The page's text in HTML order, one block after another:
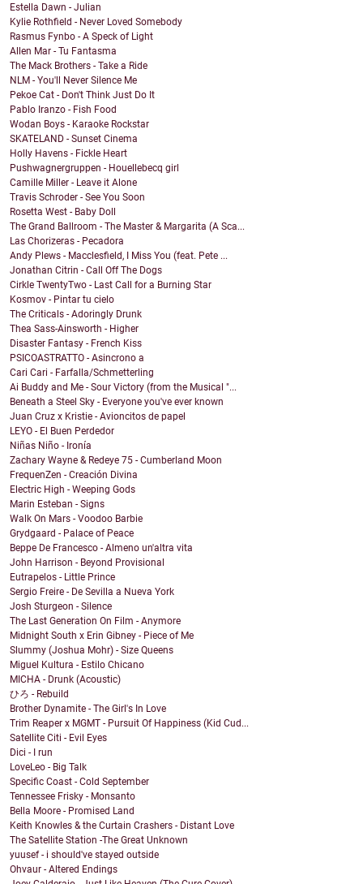
Estella Dawn - Julian
Kylie Rothfield - Never Loved Somebody
Rasmus Fynbo - A Speck of Light
Allen Mar - Tu Fantasma
The Mack Brothers - Take a Ride
NLM - You'll Never Silence Me
Pekoe Cat - Don't Think Just Do It
Pablo Iranzo - Fish Food
Wodan Boys - Karaoke Rockstar
SKATELAND - Sunset Cinema
Holly Havens - Fickle Heart
Pushwagnergruppen - Houellebecq girl
Camille Miller - Leave it Alone
Travis Schroder - See You Soon
Rosetta West - Baby Doll
The Grand Ballroom - The Master & Margarita (A Sca...
Las Chorizeras - Pecadora
Andy Plews - Macclesfield, I Miss You (feat. Pete ...
Jonathan Citrin - Call Off The Dogs
Cirkle TwentyTwo - Last Call for a Burning Star
Kosmov - Pintar tu cielo
The Criticals - Adoringly Drunk
Thea Sass-Ainsworth - Higher
Disaster Fantasy - French Kiss
PSICOASTRATTO - Asincrono a
Cari Cari - Farfalla/Schmetterling
Ai Buddy and Me - Sour Victory (from the Musical "...
Beneath a Steel Sky - Everyone you've ever known
Juan Cruz x Kristie - Avioncitos de papel
LEYO - El Buen Perdedor
Niñas Niño - Ironía
Zachary Wayne & Redeye 75 - Cumberland Moon
FrequenZen - Creación Divina
Electric High - Weeping Gods
Marin Esteban - Signs
Walk On Mars - Voodoo Barbie
Grydgaard - Palace of Peace
Beppe De Francesco - Almeno un'altra vita
John Harrison - Beyond Provisional
Eutrapelos - Little Prince
Sergio Freire - De Sevilla a Nueva York
Josh Sturgeon - Silence
The Last Generation On Film - Anymore
Midnight South x Erin Gibney - Piece of Me
Slummy (Joshua Mohr) - Size Queens
Miguel Kultura - Estilo Chicano
MICHA - Drunk (Acoustic)
ひろ - Rebuild
Brother Dynamite - The Girl's In Love
Trim Reaper x MGMT - Pursuit Of Happiness (Kid Cud...
Satellite Citi - Evil Eyes
Dici - I run
LoveLeo - Big Talk
Specific Coast - Cold September
Tennessee Frisky - Monsanto
Bella Moore - Promised Land
Keith Knowles & the Curtain Crashers - Distant Love
The Satellite Station -The Great Unknown
yuusef - i should've stayed outside
Ohvaur - Altered Endings